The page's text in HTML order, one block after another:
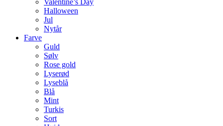
Valentine’s Day
Halloween
Jul
Nytår
Farve
Guld
Sølv
Rose gold
Lyserød
Lyseblå
Blå
Mint
Turkis
Sort